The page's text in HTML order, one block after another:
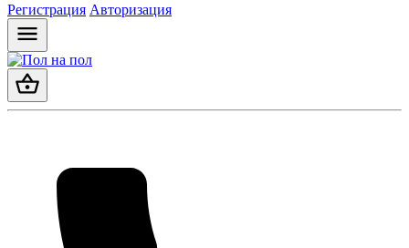
Регистрация Авторизация